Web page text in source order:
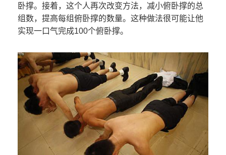
卧撑。接着，这个人再次改变方法，减小俯卧撑的总
组数，提高每组俯卧撑的数量。这种做法很可能让他
实现一口气完成100个俯卧撑。